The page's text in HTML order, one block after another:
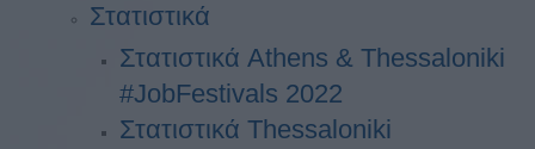
Στατιστικά
Στατιστικά Athens & Thessaloniki
#JobFestivals 2022
Στατιστικά Thessaloniki